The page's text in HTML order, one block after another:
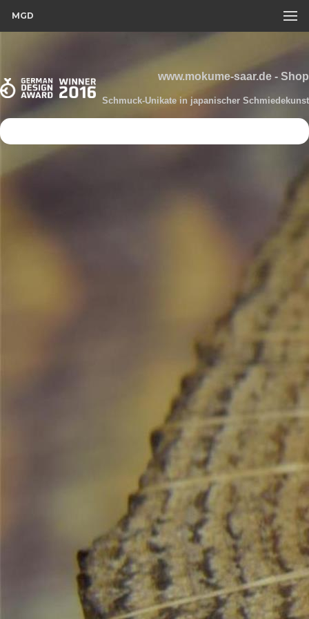
MGD
www.mokume-saar.de - Shop
Schmuck-Unikate in japanischer Schmiedekunst